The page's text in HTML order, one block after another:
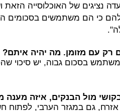
נציגים של האוכלוסייה
כי הם משתמשים בסכומים
רק עם מזומן. מה יהיה איתם?
בסכום גבוה, יש סיכוי
מול הבנקים, איזה מענה
גם במגזר הערבי, לפתוח